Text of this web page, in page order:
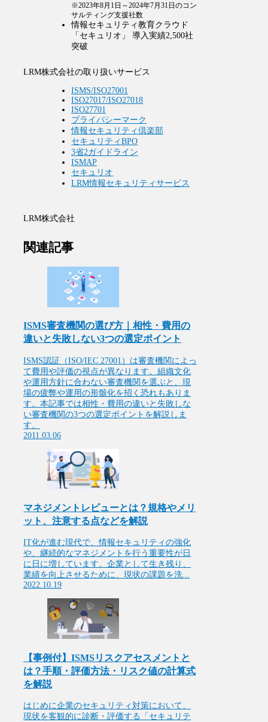
※2023年8月1日～2024年7月31日のコン
サルティング支援社数
情報セキュリティ教育クラウド
「セキュリオ」 導入実績2,500社
突破
LRM株式会社の取り扱いサービス
ISMS/ISO27001
ISO27017/ISO27018
ISO27701
プライバシーマーク
情報セキュリティ倶楽部
セキュリティBPO
3省2ガイドライン
ISMAP
セキュリオ
LRM情報セキュリティサービス
LRM株式会社
関連記事
ISMS審査機関の選び方｜相性・費用の
違いと失敗しない3つの選定ポイント
ISMS認証（ISO/IEC 27001）は審査機関によっ
て費用や評価の視点が異なります。組織文化
や運用方針に合わない審査機関を選ぶと、現
場の疲弊や運用の形骸化を招く恐れもありま
す。本記事では相性・費用の違いと失敗しな
い審査機関の3つの選定ポイントを解説しま
す。
2011.03.06
マネジメントレビューとは？規格やメリ
ット、注意する点などを解説
IT化が進む現代で、情報セキュリティの強化
や、継続的なマネジメントを行う重要性が日
に日に増しています。企業として生き残り、
業績を向上させるために、現状の課題を洗...
2022.10.19
【事例付】ISMSリスクアセスメントと
は？手順・評価方法・リスク値の計算式
を解説
はじめに企業のセキュリティ対策において、
現状を客観的に診断・評価する「セキュリテ